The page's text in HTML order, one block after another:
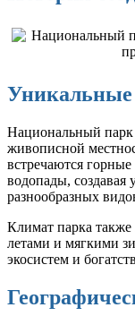
Уникальные
Национальный
живописной
встречаются
водопады, создавая
разнообразных
Климат парка
летами и мягкими
экосистем и